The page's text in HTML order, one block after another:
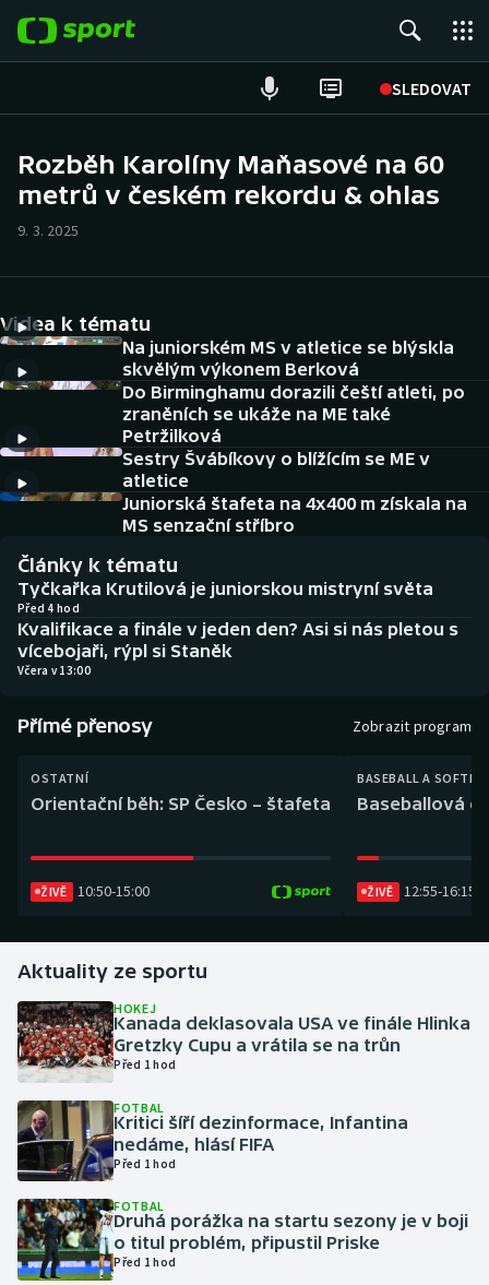
SLEDOVAT
Hokej
Cyklistika
DALŠÍ SPORTY
Americký fotbal
Baseball a softbal
Basketbal
Biatlon
Boby a skeleton
Box
Curling
Golf
Gymnastika
Házená
Jezdectví
Judo
Krasobruslení
NEPŘEHLÉDNĚTE
Soutěže
Historické návraty
Aplikace ČT sport
AZ kvíz
Rozběh Karolíny Maňasové na 60
metrů v českém rekordu & ohlas
9. 3. 2025
Videa k tématu
Na juniorském MS v atletice se blýskla
skvělým výkonem Berková
Do Birminghamu dorazili čeští atleti, po
zraněních se ukáže na ME také
Petržilková
Sestry Švábíkovy o blížícím se ME v
atletice
Juniorská štafeta na 4x400 m získala na
MS senzační stříbro
Články k tématu
Tyčkařka Krutilová je juniorskou mistryní světa
Před 4 hod
Kvalifikace a finále v jeden den? Asi si nás pletou s
vícebojaři, rýpl si Staněk
Včera v 13:00
Přímé přenosy Zobrazit program
OSTATNÍ
Orientační běh: SP Česko – štafeta
ŽIVĚ 10:50-15:00
BASEBALL A
Baseballová
ŽIVĚ 12:55-16:15
Aktuality ze sportu
HOKEJ
Kanada deklasovala USA ve finále Hlinka
Gretzky Cupu a vrátila se na trůn
Před 1 hod
FOTBAL
Kritici šíří dezinformace, Infantina
nedáme, hlásí FIFA
Před 1 hod
FOTBAL
Druhá porážka na startu sezony je v boji
o titul problém, připustil Priske
Před 1 hod